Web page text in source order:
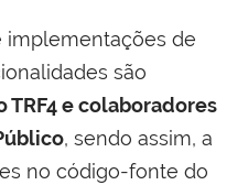
implementações de
são
TRF4 e colaboradores
, sendo assim, a
no código-fonte do